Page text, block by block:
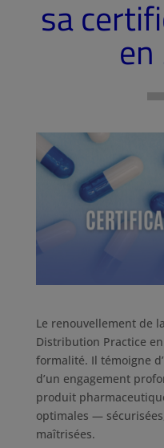
sa
Le renouvellement de
Distribution Practice
formalité. Il témoigne
d’un engagement
produit
optimales —
maîtrisées.